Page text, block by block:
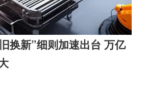
换新”细则加速出台 万亿